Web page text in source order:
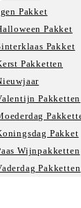
Pakket
Pakket
Pakket
Pakketten
Pakketten
Pakket
Wijnpakketten
Pakketten